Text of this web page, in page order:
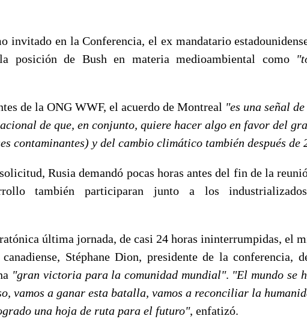
invitado en la Conferencia, el ex mandatario
posición de Bush en materia medioambiental como
de la ONG WWF, el acuerdo de Montreal "es una señal
de que, en conjunto, quiere hacer algo en favor del
contaminantes) y del cambio climático también después de
Rusia demandó pocas horas antes del fin de la
también participaran junto a los
última jornada, de casi 24 horas ininterrumpidas, el
Stéphane Dion, presidente de la conferencia,
"gran victoria para la comunidad mundial". "El mundo se
vamos a ganar esta batalla, vamos a reconciliar la
una hoja de ruta para el futuro", enfatizó.